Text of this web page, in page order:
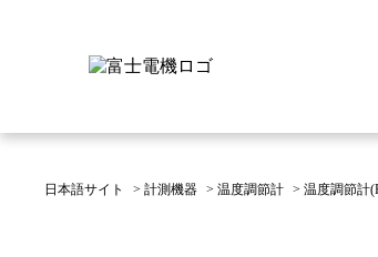
日本語サイト > 計測機器 > 温度調節計 > 温度調節計